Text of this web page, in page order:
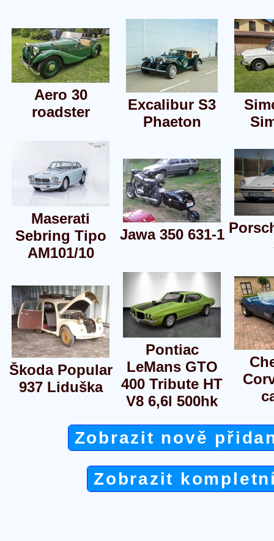
Aero 30
roadster
Excalibur S3
Phaeton
Maserati
Sebring Tipo
AM101/10
Jawa 350 631-1
Škoda Popular
937 Liduška
Pontiac
LeMans GTO
400 Tribute HT
V8 6,6l 500hk
Zobrazit nově
Zobrazit